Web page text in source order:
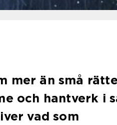
mer än små
och hantverk i
vad som